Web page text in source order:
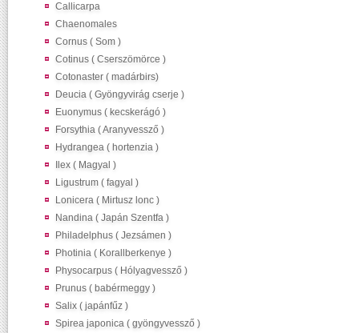
Callicarpa
Chaenomales
Cornus ( Som )
Cotinus ( Cserszömörce )
Cotonaster ( madárbirs)
Deucia ( Gyöngyvirág cserje )
Euonymus ( kecskerágó )
Forsythia ( Aranyvessző )
Hydrangea ( hortenzia )
Ilex ( Magyal )
Ligustrum ( fagyal )
Lonicera ( Mirtusz lonc )
Nandina ( Japán Szentfa )
Philadelphus ( Jezsámen )
Photinia ( Korallberkenye )
Physocarpus ( Hólyagvessző )
Prunus ( babérmeggy )
Salix ( japánfűz )
Spirea japonica ( gyöngyvessző )